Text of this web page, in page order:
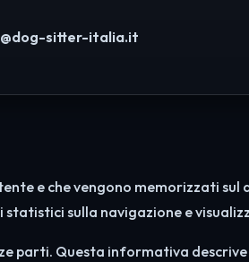
sitter-italia.it
e che vengono memorizzati
sulla navigazione e
parti. Questa informativa